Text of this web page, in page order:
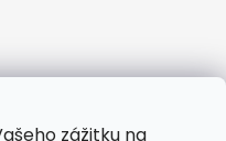
zážitku na